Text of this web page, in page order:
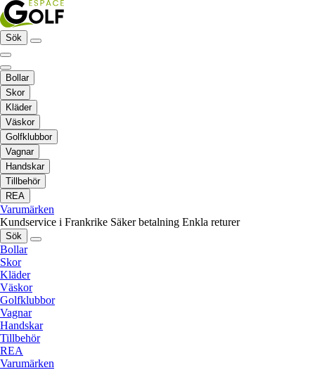
Sök
Bollar
Skor
Kläder
Väskor
Golfklubbor
Vagnar
Handskar
Tillbehör
REA
Varumärken
Kundservice i Frankrike Säker betalning Enkla returer
Sök
Bollar
Skor
Kläder
Väskor
Golfklubbor
Vagnar
Handskar
Tillbehör
REA
Varumärken